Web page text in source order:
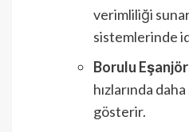
verimliliği
sistemlerinde
Borulu
hızlarında
gösterir.